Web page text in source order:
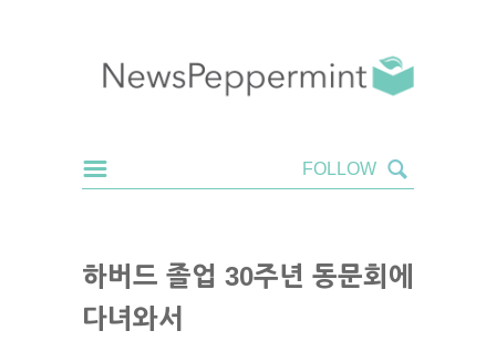
하버드 졸업 30주년 동문회에
다녀와서